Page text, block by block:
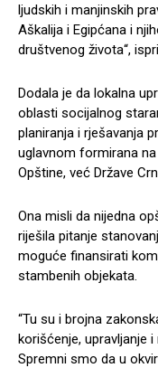
ljudskih i manjinskih
Aškalija i Egipćana i
društvenog života“,
Dodala je da lokalna
oblasti socijalnog
planiranja i rješavanja
uglavnom formirana
Opštine, već Države
Ona misli da nijedna
riješila pitanje
moguće finansirati
stambenih objekata.
“Tu su i brojna
korišćenje, upravljanje
Spremni smo da u